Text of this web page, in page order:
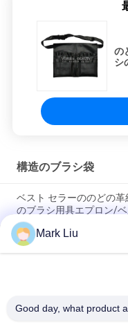
の
シ
構造のブラシ袋
ベスト セラーののどの
のブラシ用具エプロン/ベ
PUの筆箱の袋の波の縞
かわいいペンの文房具の
専門の構造のブラシ ロ
Mark Liu
Good day, what product